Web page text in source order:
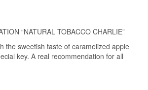
“NATURAL TOBACCO CHARLIE”
the sweetish taste of caramelized apple
key. A real recommendation for all